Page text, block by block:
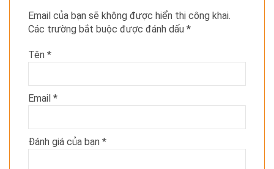
Email của bạn sẽ không được hiển thị công khai.
Các trường bắt buộc được đánh dấu *
Tên *
Email *
Đánh giá của bạn *